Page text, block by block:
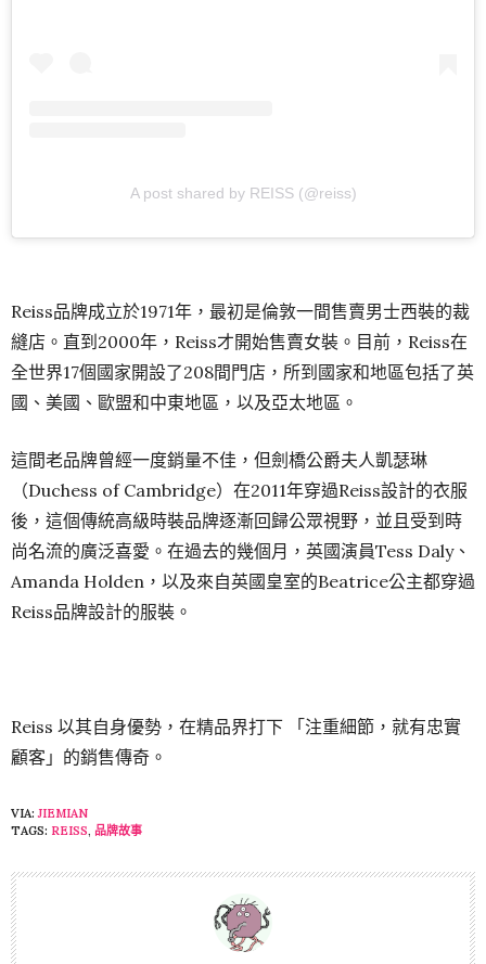
A post shared by REISS (@reiss)
Reiss品牌成立於1971年，最初是倫敦一間售賣男士西裝的裁
縫店。直到2000年，Reiss才開始售賣女裝。目前，Reiss在
全世界17個國家開設了208間門店，所到國家和地區包括了英
國、美國、歐盟和中東地區，以及亞太地區。
這間老品牌曾經一度銷量不佳，但劍橋公爵夫人凱瑟琳
（Duchess of Cambridge）在2011年穿過Reiss設計的衣服
後，這個傳統高級時裝品牌逐漸回歸公眾視野，並且受到時
尚名流的廣泛喜愛。在過去的幾個月，英國演員Tess Daly、
Amanda Holden，以及來自英國皇室的Beatrice公主都穿過
Reiss品牌設計的服裝。
Reiss 以其自身優勢，在精品界打下 「注重細節，就有忠實
顧客」的銷售傳奇。
VIA: JIEMIAN
TAGS: REISS, 品牌故事